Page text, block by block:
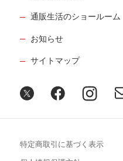
通販生活のショールーム
お知らせ
サイトマップ
特定商取引に基づく表示